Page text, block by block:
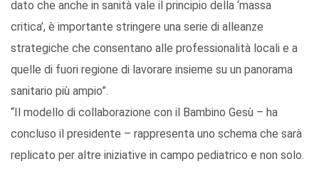
dato che anche in sanità vale il principio della ‘massa
critica’, è importante stringere una serie di alleanze
strategiche che consentano alle professionalità locali e a
quelle di fuori regione di lavorare insieme su un panorama
sanitario più ampio”.
“Il modello di collaborazione con il Bambino Gesù – ha
concluso il presidente – rappresenta uno schema che sarà
replicato per altre iniziative in campo pediatrico e non solo.